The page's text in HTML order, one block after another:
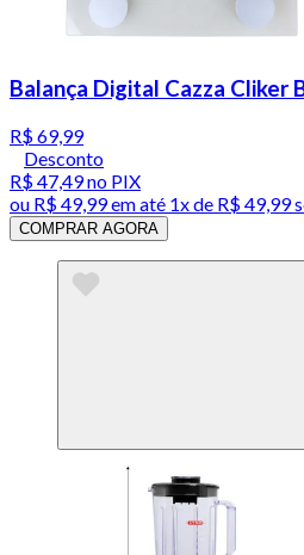
Balança Digital Cazza Cliker
R$ 69,99
Desconto
R$ 47,49no PIX
ou R$ 49,99em até 1x de R$ 49,99
COMPRAR AGORA